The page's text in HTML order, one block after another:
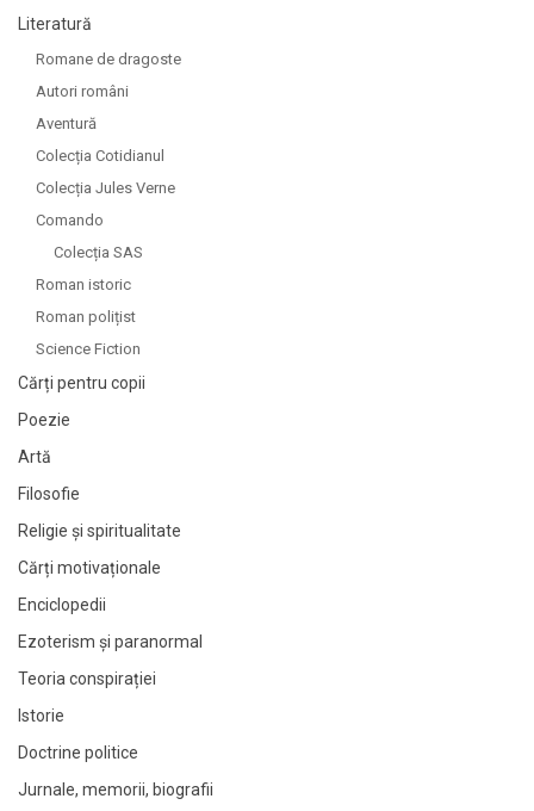
Literatură
Romane de dragoste
Autori români
Aventură
Colecția Cotidianul
Colecția Jules Verne
Comando
Colecția SAS
Roman istoric
Roman polițist
Science Fiction
Cărți pentru copii
Poezie
Artă
Filosofie
Religie și spiritualitate
Cărți motivaționale
Enciclopedii
Ezoterism și paranormal
Teoria conspirației
Istorie
Doctrine politice
Jurnale, memorii, biografii